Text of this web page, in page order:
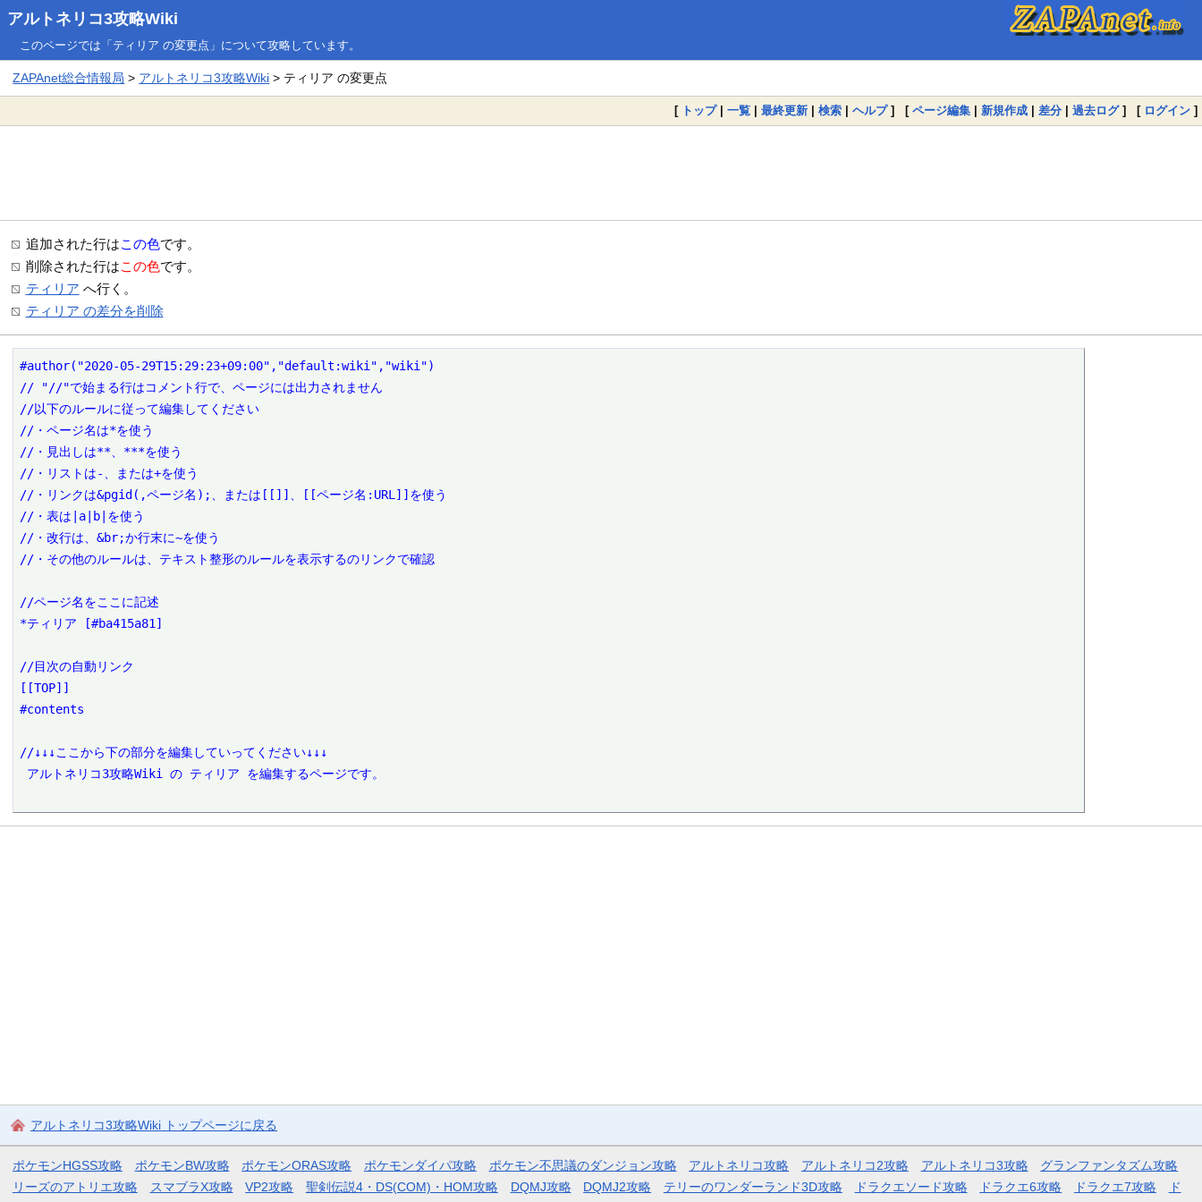
アルトネリコ3攻略Wiki
このページでは「ティリア の変更点」について攻略しています。
ZAPAnet総合情報局 > アルトネリコ3攻略Wiki > ティリア の変更点
[ トップ| 一覧 | 最終更新 | 検索 | ヘルプ] [ ページ編集 | 新規作成 | 差分 | 過去ログ] [ ログイン ]
追加された行はこの色です。
削除された行はこの色です。
ティリア へ行く。
ティリア の差分を削除
#author("2020-05-29T15:29:23+09:00","default:wiki","wiki")
// "//"で始まる行はコメント行で、ページには出力されません
//以下のルールに従って編集してください
//・ページ名は*を使う
//・見出しは**、***を使う
//・リストは-、または+を使う
//・リンクは&pgid(,ページ名);、または[[]]、[[ページ名:URL]]を使う
//・表は|a|b|を使う
//・改行は、&br;か行末に~を使う
//・その他のルールは、テキスト整形のルールを表示するのリンクで確認
//ページ名をここに記述
*ティリア [#ba415a81]
//目次の自動リンク
[[TOP]]
#contents
//↓↓↓ここから下の部分を編集していってください↓↓↓
アルトネリコ3攻略Wiki の ティリア を編集するページです。
アルトネリコ3攻略Wiki トップページに戻る
ポケモンHGSS攻略 ポケモンBW攻略 ポケモンORAS攻略 ポケモンダイパ攻略 ポケモン不思議のダンジョン攻略 アルトネリコ攻略 アルトネリコ2攻略 アルトネリコ3攻略
グランファンタズム攻略
リーズのアトリエ攻略
スマブラX攻略 VP2攻略 聖剣伝説4・DS(COM)・HOM攻略 DQMJ攻略 DQMJ2攻略 テリーのワンダーランド3D攻略 ドラクエソード攻略 ドラクエ6攻略 ドラクエ7攻略
ド